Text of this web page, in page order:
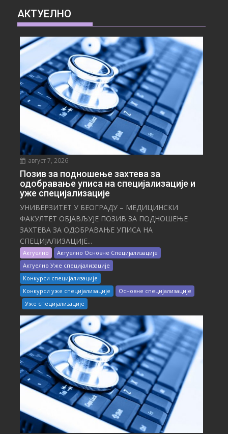
АКТУЕЛНО
август 7, 2026
Позив за подношење захтева за
одобравање уписа на специјализације и
уже специјализације
УНИВЕРЗИТЕТ У БЕОГРАДУ – МЕДИЦИНСКИ
ФАКУЛТЕТ ОБЈАВЉУЈЕ ПОЗИВ ЗА ПОДНОШЕЊЕ
ЗАХТЕВА ЗА ОДОБРАВАЊЕ УПИСА НА
СПЕЦИЈАЛИЗАЦИЈЕ...
Актуелно
Актуелно Основне Специјализације
Актуелно Уже специјализације
Конкурси специјализације
Конкурси уже специјализације
Основне специјализације
Уже специјализације